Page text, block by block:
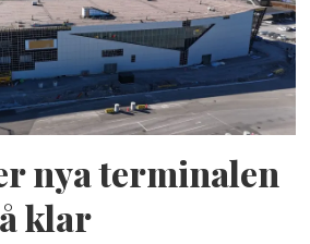
nya terminalen
klar